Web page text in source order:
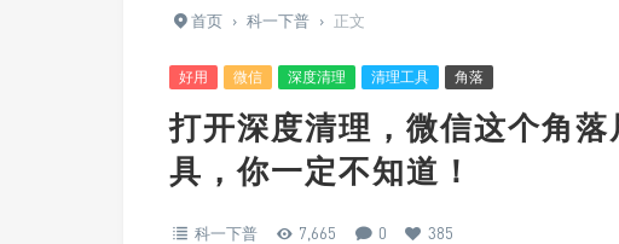
首页 › 科一下普 › 正文
好用 微信 深度清理 清理工具 角落
打开深度清理，微信这个角
具，你一定不知道！
科一下普 7,665 0 385